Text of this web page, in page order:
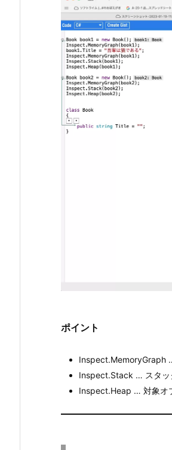
k
2
2.
2.
1
-
ド T
ポイント
Inspect.MemoryGraph
Inspect.Stack … スタッ
Inspect.Heap … 対象オ